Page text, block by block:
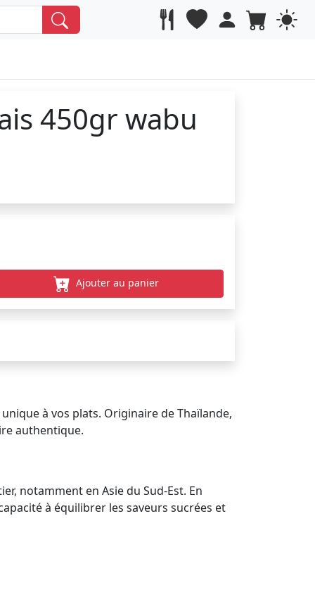
450gr wabu
Ajouter au panier
à vos plats. Originaire de Thaïlande,
authentique.
notamment en Asie du Sud-Est. En
à équilibrer les saveurs sucrées et